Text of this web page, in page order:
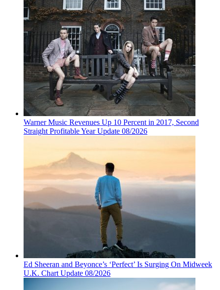
Warner Music Revenues Up 10 Percent in 2017, Second
Straight Profitable Year Update 08/2026
Ed Sheeran and Beyonce’s ‘Perfect’ Is Surging On Midweek
U.K. Chart Update 08/2026